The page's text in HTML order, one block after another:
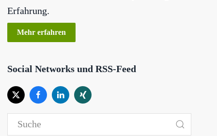
Erfahrung.
Mehr erfahren
Social Networks und RSS-Feed